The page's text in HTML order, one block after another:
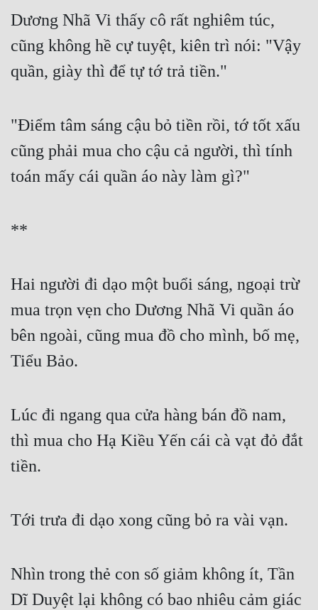
Dương Nhã Vi thấy cô rất nghiêm túc,
cũng không hề cự tuyệt, kiên trì nói: "Vậy
quần, giày thì để tự tớ trả tiền."
"Điểm tâm sáng cậu bỏ tiền rồi, tớ tốt xấu
cũng phải mua cho cậu cả người, thì tính
toán mấy cái quần áo này làm gì?"
**
Hai người đi dạo một buổi sáng, ngoại trừ
mua trọn vẹn cho Dương Nhã Vi quần áo
bên ngoài, cũng mua đồ cho mình, bố mẹ,
Tiểu Bảo.
Lúc đi ngang qua cửa hàng bán đồ nam,
thì mua cho Hạ Kiều Yến cái cà vạt đỏ đắt
tiền.
Tới trưa đi dạo xong cũng bỏ ra vài vạn.
Nhìn trong thẻ con số giảm không ít, Tần
Dĩ Duyệt lại không có bao nhiêu cảm giác